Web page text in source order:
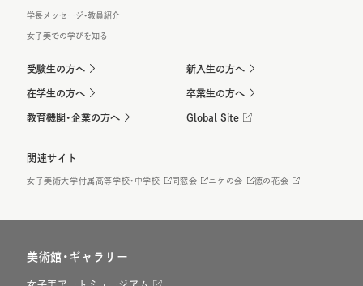
学長メッセージ・教員紹介
女子美での学びを知る
受験生の方へ 新入生の方へ
在学生の方へ 卒業生の方へ
教育機関・企業の方へ Global Site
関連サイト
女子美術大学付属高等学校・中学校 同窓会 ニケの会 徳の花会
美術館・ギャラリー